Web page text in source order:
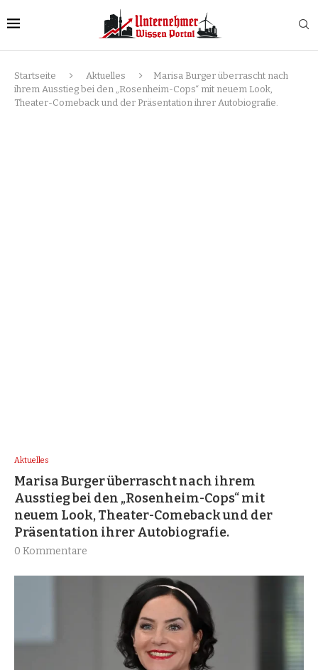
Startseite Aktuelles
Marisa Burger überrascht nach
ihrem Ausstieg bei den „Rosenheim-Cops“ mit neuem Look,
Theater-Comeback und der Präsentation ihrer Autobiografie.
Aktuelles
Marisa Burger überrascht nach ihrem
Ausstieg bei den „Rosenheim-Cops“ mit
neuem Look, Theater-Comeback und der
Präsentation ihrer Autobiografie.
0 Kommentare